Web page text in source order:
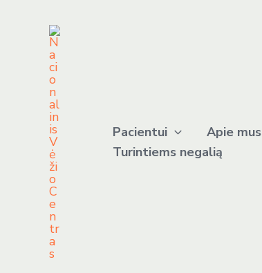
Pacientui Apie mus
Turintiems negalią